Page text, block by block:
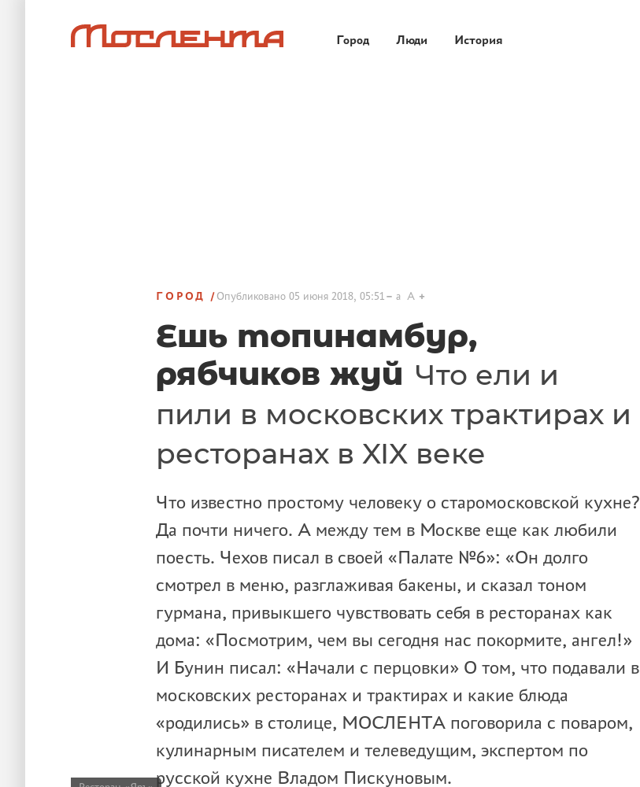
Город Люди История
ГОРОД Опубликовано 05 июня 2018, 05:51 a A
Ешь топинамбур,
рябчиков жуй Что ели и
пили в московских трактирах и
ресторанах в XIX веке
Что известно простому человеку о старомосковской кухне?
Да почти ничего. А между тем в Москве еще как любили
поесть. Чехов писал в своей «Палате №6»: «Он долго
смотрел в меню, разглаживая бакены, и сказал тоном
гурмана, привыкшего чувствовать себя в ресторанах как
дома: «Посмотрим, чем вы сегодня нас покормите, ангел!»
И Бунин писал: «Начали с перцовки» О том, что подавали в
московских ресторанах и трактирах и какие блюда
«родились» в столице, МОСЛЕНТА поговорила с поваром,
кулинарным писателем и телеведущим, экспертом по
русской кухне Владом Пискуновым.